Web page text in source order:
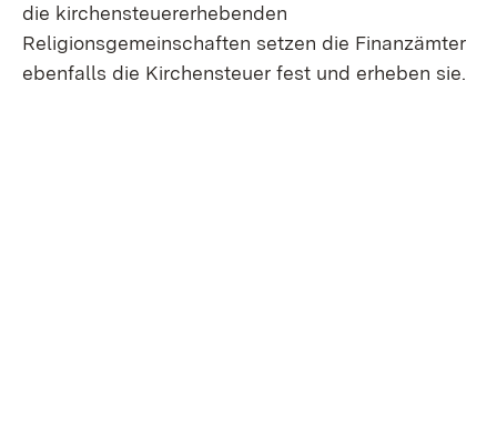
die kirchensteuererhebenden
Religionsgemeinschaften setzen die Finanzämter
ebenfalls die Kirchensteuer fest und erheben sie.